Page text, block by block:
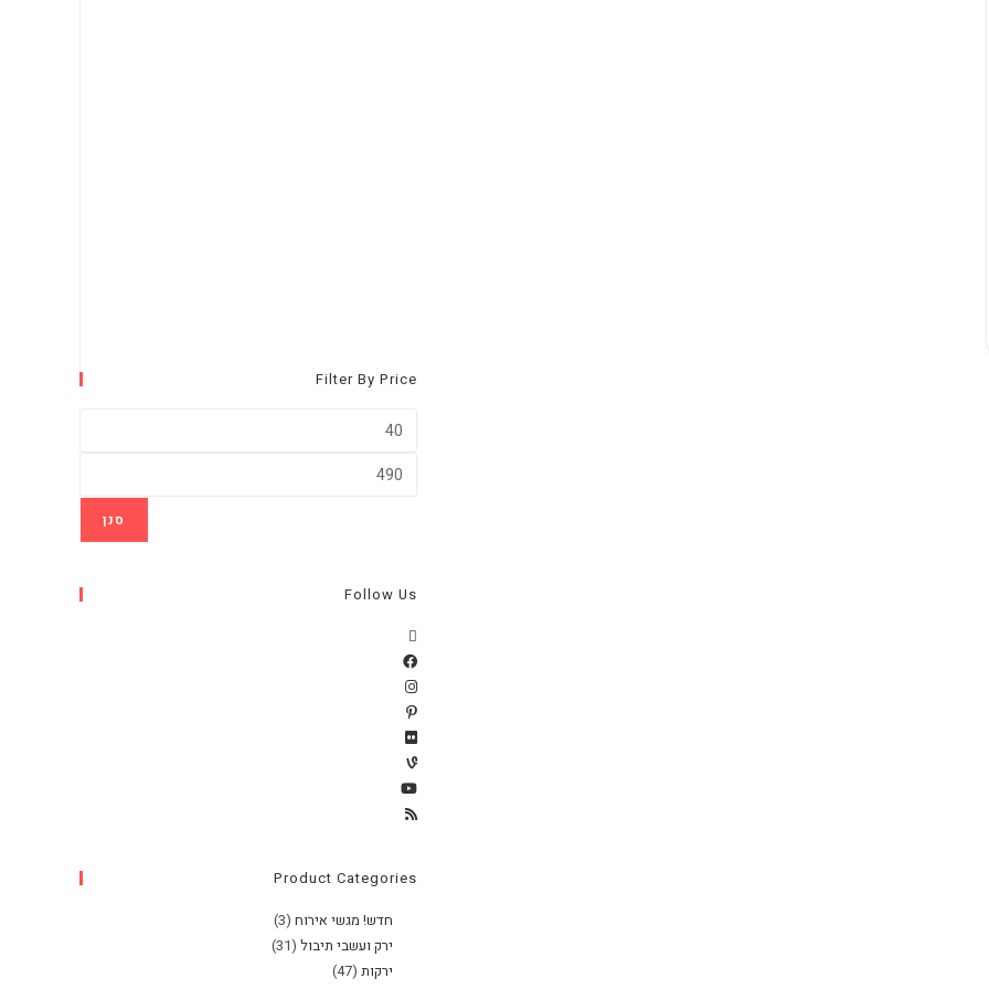
Filter By Price
סנן
Follow Us
Product Categories
חדש! מגשי אירוח (3)
ירק ועשבי תיבול (31)
ירקות (47)